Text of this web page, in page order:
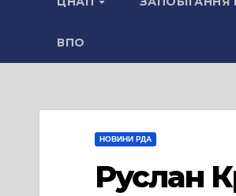
ВПО
НОВИНИ РДА
Руслан